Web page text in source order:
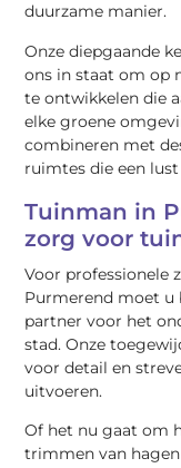
duurzame manier.
Onze diepgaande
ons in staat om op
te ontwikkelen die
elke groene
combineren met
ruimtes die een
Tuinman in
zorg voor
Voor professionele
Purmerend moet u
partner voor het
stad. Onze
voor detail en
uitvoeren.
Of het nu gaat om
trimmen van